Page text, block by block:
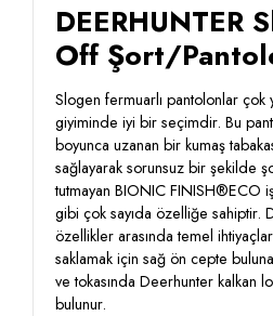
DEERHUNTER
Off Şort/
Slogen fermuarlı pantolonlar çok
giyiminde iyi bir seçimdir. Bu
boyunca uzanan bir kumaş
sağlayarak sorunsuz bir şekilde
tutmayan BIONIC FINISH®ECO
gibi çok sayıda özelliğe sahiptir.
özellikler arasında temel
saklamak için sağ ön cepte
ve tokasında Deerhunter kalkan
bulunur.